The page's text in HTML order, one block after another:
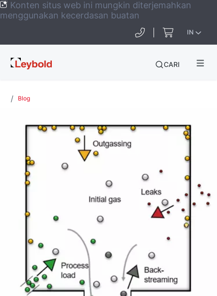
Konten situs web ini mungkin diterjemahkan
menggunakan kecerdasan buatan
IN
Leybold
CARI
Blog